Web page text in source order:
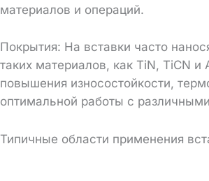
материалов и операций.
Покрытия: На вставки часто
таких материалов, как TiN, TiCN и
повышения износостойкости,
оптимальной работы с
Типичные области применения